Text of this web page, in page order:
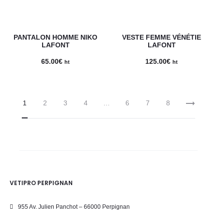
PANTALON HOMME NIKO
LAFONT
65.00€ ht
VESTE FEMME VÉNÉTIE
LAFONT
125.00€ ht
1 2 3 4 6 7 8
VETIPRO PERPIGNAN
955 Av. Julien Panchot – 66000 Perpignan